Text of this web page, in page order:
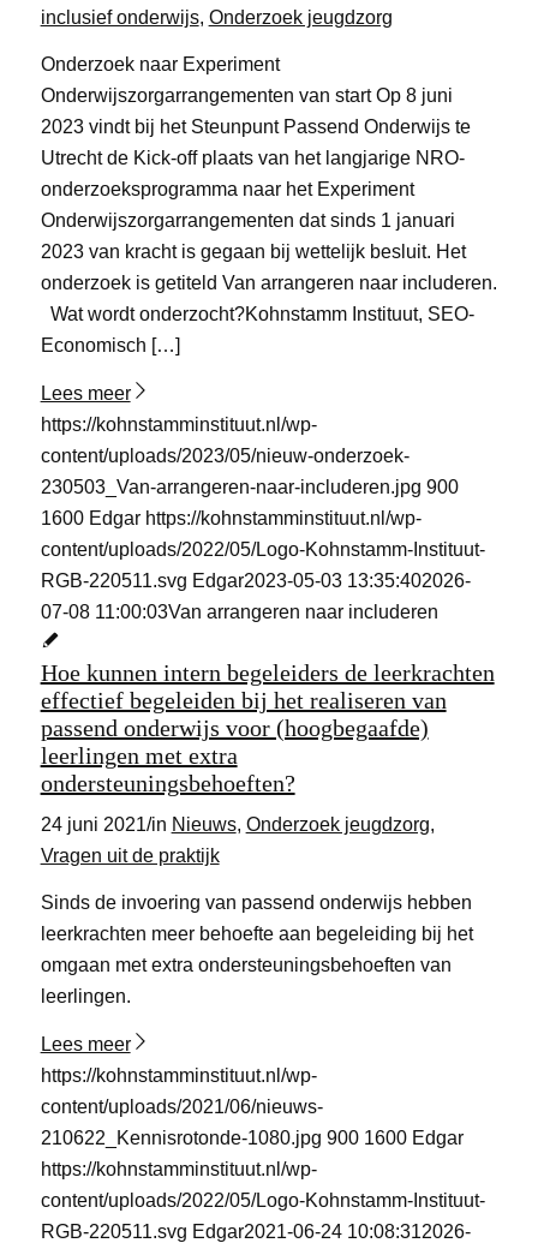
inclusief onderwijs, Onderzoek jeugdzorg
Onderzoek naar Experiment
Onderwijszorgarrangementen van start Op 8 juni
2023 vindt bij het Steunpunt Passend Onderwijs te
Utrecht de Kick-off plaats van het langjarige NRO-
onderzoeksprogramma naar het Experiment
Onderwijszorgarrangementen dat sinds 1 januari
2023 van kracht is gegaan bij wettelijk besluit. Het
onderzoek is getiteld Van arrangeren naar includeren.
Wat wordt onderzocht?Kohnstamm Instituut, SEO-
Economisch […]
Lees meer
https://kohnstamminstituut.nl/wp-
content/uploads/2023/05/nieuw-onderzoek-
230503_Van-arrangeren-naar-includeren.jpg 900
1600 Edgar https://kohnstamminstituut.nl/wp-
content/uploads/2022/05/Logo-Kohnstamm-Instituut-
RGB-220511.svg Edgar2023-05-03 13:35:402026-
07-08 11:00:03Van arrangeren naar includeren
Hoe kunnen intern begeleiders de leerkrachten
effectief begeleiden bij het realiseren van
passend onderwijs voor (hoogbegaafde)
leerlingen met extra
ondersteuningsbehoeften?
24 juni 2021/in Nieuws, Onderzoek jeugdzorg,
Vragen uit de praktijk
Sinds de invoering van passend onderwijs hebben
leerkrachten meer behoefte aan begeleiding bij het
omgaan met extra ondersteuningsbehoeften van
leerlingen.
Lees meer
https://kohnstamminstituut.nl/wp-
content/uploads/2021/06/nieuws-
210622_Kennisrotonde-1080.jpg 900 1600 Edgar
https://kohnstamminstituut.nl/wp-
content/uploads/2022/05/Logo-Kohnstamm-Instituut-
RGB-220511.svg Edgar2021-06-24 10:08:312026-